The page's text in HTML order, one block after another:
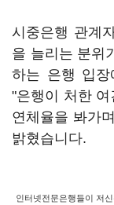
시중은행 관계
을 늘리는 분위
하는 은행 입장
"은행이 처한 여
연체율을 봐가
밝혔습니다.
인터넷전문은행들이 저